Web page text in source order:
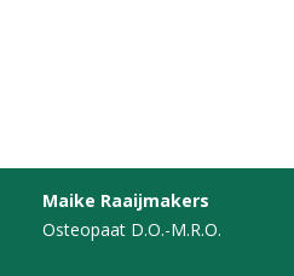
Maike Raaijmakers
Osteopaat D.O.-M.R.O.